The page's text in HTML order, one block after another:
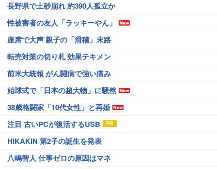
長野県で土砂崩れ 約390人孤立か
性被害者の友人「ラッキーやん」
座席で大声 親子の「滑稽」末路
転売対策の切り札 効果テキメン
前米大統領 がん闘病で強い痛み
始球式で「日本の超大物」に騒然
38歳格闘家「10代女性」と再婚
注目 古いPCが復活するUSB
HIKAKIN 第2子の誕生を発表
八嶋智人 仕事ゼロの原因はマネ